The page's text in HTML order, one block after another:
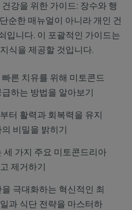
강을 위한 가이드: 장수와 행
순한 매뉴얼이 아니라 개인 건
입니다. 이 포괄적인 가이드는
식을 제공할 것입니다.
른 치유를 위해 미토콘드
하는 방법을 알아보기
터 활력과 회복력을 유지
비밀을 밝히기
세 가지 주요 미토콘드리아
제거하기
극대화하는 혁신적인 최
과 식단 전략을 마스터하